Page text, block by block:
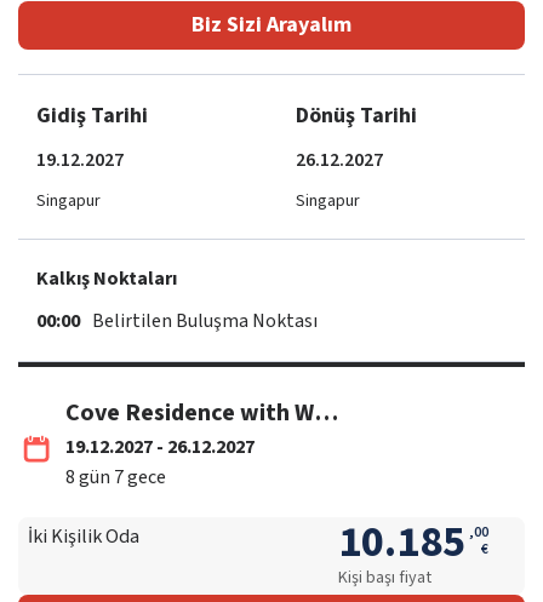
Biz Sizi Arayalım
Gidiş Tarihi
19.12.2027
Singapur
Dönüş Tarihi
26.12.2027
Singapur
Kalkış Noktaları
00:00 Belirtilen Buluşma Noktası
Cove Residence with Whirlpool
19.12.2027 - 26.12.2027
8gün 7gece
İki Kişilik Oda 10.185 ,00
€
Kişi başı fiyat